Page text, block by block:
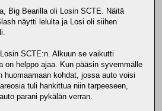
Big Bearilla oli Losin SCTE. Näitä
näytti lelulta ja Losi oli siihen
SCTE:n. Alkuun se vaikutti
on helppo ajaa. Kun pääsin syvemmälle
huomaamaan kohdat, jossa auto voisi
tuli hankittua niin tarpeeseen,
parani pykälän verran.